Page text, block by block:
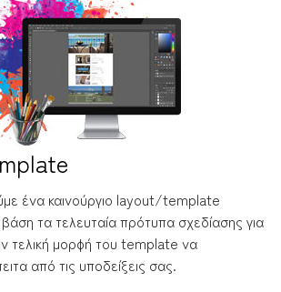
ένα καινούργιο layout/template
τα τελευταία πρότυπα σχεδίασης για
τελική μορφή του template να
από τις υποδείξεις σας.